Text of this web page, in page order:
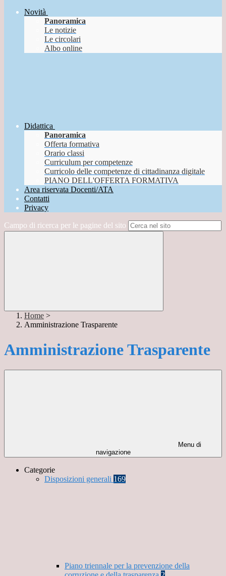
Novità
Panoramica
Le notizie
Le circolari
Albo online
Didattica
Panoramica
Offerta formativa
Orario classi
Curriculum per competenze
Curricolo delle competenze di cittadinanza digitale
PIANO DELL'OFFERTA FORMATIVA
Area riservata Docenti/ATA
Contatti
Privacy
Campo di ricerca per le pagine del sito
Home >
Amministrazione Trasparente
Amministrazione Trasparente
Menu di
navigazione
Categorie
Disposizioni generali 169
Piano triennale per la prevenzione della